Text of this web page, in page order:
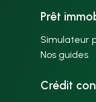
Prêt
Simulateur
Nos guides
Crédit